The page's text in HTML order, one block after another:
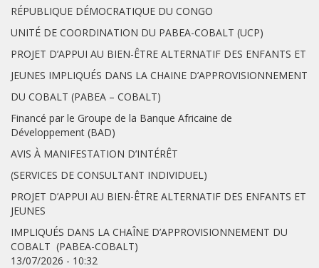
RÉPUBLIQUE DÉMOCRATIQUE DU CONGO
UNITÉ DE COORDINATION DU PABEA-COBALT (UCP)
PROJET D’APPUI AU BIEN-ÊTRE ALTERNATIF DES ENFANTS ET
JEUNES IMPLIQUÉS DANS LA CHAINE D’APPROVISIONNEMENT
DU COBALT (PABEA – COBALT)
Financé par le Groupe de la Banque Africaine de
Développement (BAD)
AVIS À MANIFESTATION D’INTÉRÊT
(SERVICES DE CONSULTANT INDIVIDUEL)
PROJET D’APPUI AU BIEN-ÊTRE ALTERNATIF DES ENFANTS ET
JEUNES
IMPLIQUÉS DANS LA CHAÎNE D’APPROVISIONNEMENT DU
COBALT (PABEA-COBALT)
13/07/2026 - 10:32